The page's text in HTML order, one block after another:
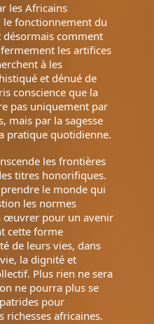
les Africains
fonctionnement du
comment
les artifices
à les
et dénué de
conscience que la
pas uniquement par
mais par la sagesse
pratique quotidienne.
les frontières
titres honorifiques.
le monde qui
les normes
œuvrer pour un avenir
cette forme
de leurs vies, dans
la dignité et
Plus rien ne sera
ne pourra plus se
pour
richesses africaines.